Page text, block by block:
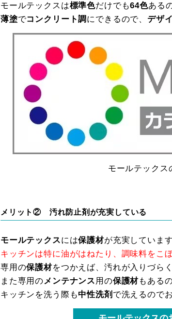
モールテックスは標準色だけでも64色ある
薄塗でコンクリート調 にできるので、 デザ
モールテックス
メリット② 汚れ防止剤が充実している
モールテックスには保護材が充実しています
キッチンは特に油がはねたり、調味料をこ
専用の保護材をつかえば、汚れが入りづら
また専用の メンテナンス 用の保護材もある
キッチンを洗う際も中性洗剤 で洗えるので